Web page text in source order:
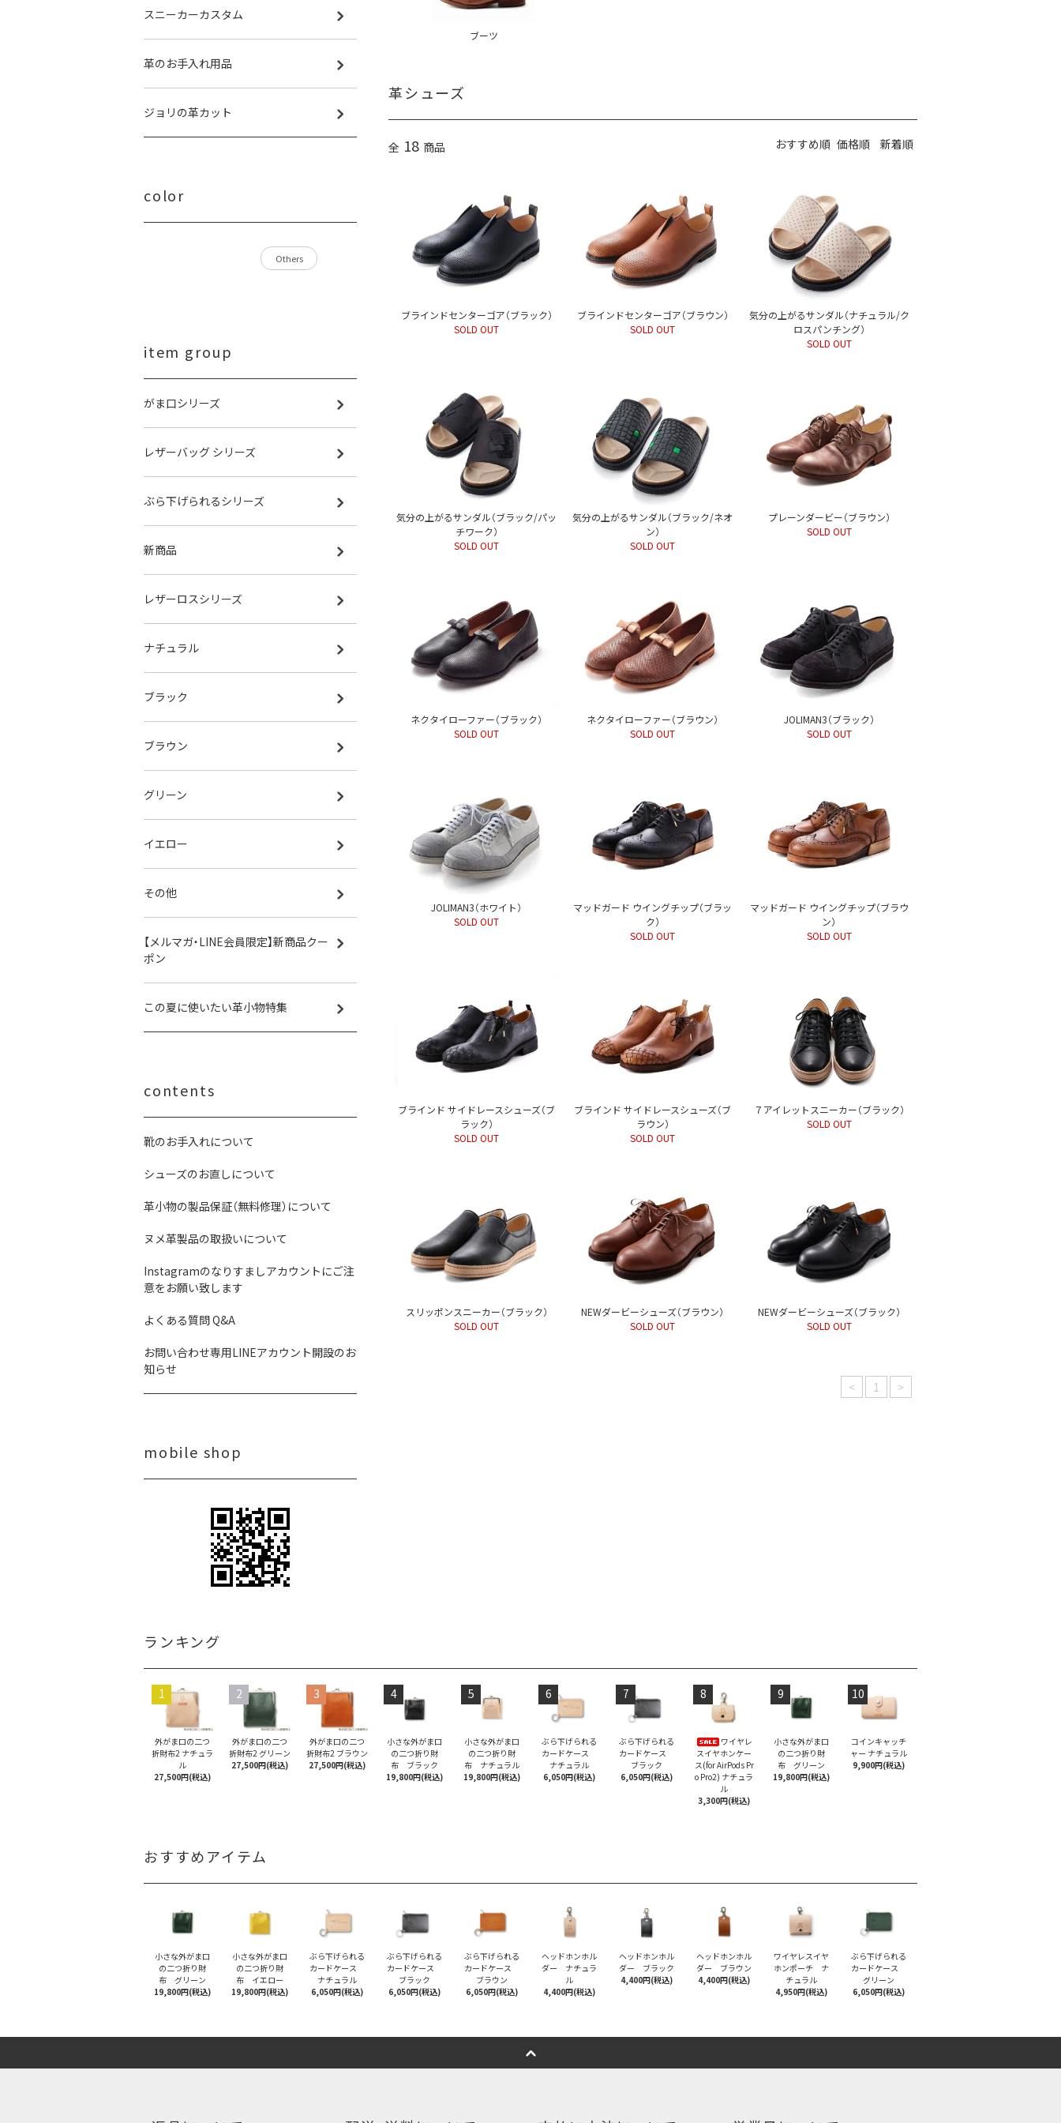
ブーツ
革シューズ
全 18 商品 おすすめ順 価格順 新着順
ブラインドセンターゴア（ブラック）
SOLD OUT
ブラインドセンターゴア（ブラウン）
SOLD OUT
気分の上がるサンダル（ナチュラル/ク
ロスパンチング）
SOLD OUT
気分の上がるサンダル（ブラック/パッ
チワーク）
SOLD OUT
気分の上がるサンダル（ブラック/ネオ
ン）
SOLD OUT
プレーンダービー（ブラウン）
SOLD OUT
ネクタイローファー（ブラック）
SOLD OUT
ネクタイローファー（ブラウン）
SOLD OUT
JOLIMAN3（ブラック）
SOLD OUT
JOLIMAN3（ホワイト）
SOLD OUT
マッドガード ウイングチップ（ブラッ
ク）
SOLD OUT
マッドガード ウイングチップ（ブラウ
ン）
SOLD OUT
ブラインド サイドレースシューズ（ブ
ラック）
SOLD OUT
ブラインド サイドレースシューズ（ブ
ラウン）
SOLD OUT
７アイレットスニーカー（ブラック）
SOLD OUT
スリッポンスニーカー（ブラック）
SOLD OUT
NEWダービーシューズ（ブラウン）
SOLD OUT
NEWダービーシューズ（ブラック）
SOLD OUT
< 1 >
スニーカーカスタム
革のお手入れ用品
ジョリの革カット
color
Others
item group
がま口シリーズ
レザーバッグ シリーズ
ぶら下げられるシリーズ
新商品
レザーロスシリーズ
ナチュラル
ブラック
ブラウン
グリーン
イエロー
その他
【メルマガ・LINE会員限定】新商品クー
ポン
この夏に使いたい革小物特集
contents
靴のお手入れについて
シューズのお直しについて
革小物の製品保証（無料修理）について
ヌメ革製品の取扱いについて
Instagramのなりすましアカウントにご注
意をお願い致します
よくある質問 Q&A
お問い合わせ専用LINEアカウント開設のお
知らせ
mobile shop
ランキング
1
外がま口の二つ
折財布2 ナチュラ
ル
27,500円(税込)
2
外がま口の二つ
折財布2 グリーン
27,500円(税込)
3
外がま口の二つ
折財布2 ブラウン
27,500円(税込)
4
小さな外がま口
の二つ折り財
布 ブラック
19,800円(税込)
5
小さな外がま口
の二つ折り財
布 ナチュラル
19,800円(税込)
6
ぶら下げられる
カードケース
ナチュラル
6,050円(税込)
7
ぶら下げられる
カードケース
ブラック
6,050円(税込)
8
ワイヤレ
スイヤホンケー
ス(for AirPods Pr
o Pro2) ナチュラ
ル
3,300円(税込)
9
小さな外がま口
の二つ折り財
布 グリーン
19,800円(税込)
10
コインキャッチ
ャー ナチュラル
9,900円(税込)
おすすめアイテム
小さな外がま口
の二つ折り財
布 グリーン
19,800円(税込)
小さな外がま口
の二つ折り財
布 イエロー
19,800円(税込)
ぶら下げられる
カードケース
ナチュラル
6,050円(税込)
ぶら下げられる
カードケース
ブラック
6,050円(税込)
ぶら下げられる
カードケース
ブラウン
6,050円(税込)
ヘッドホンホル
ダー ナチュラ
ル
4,400円(税込)
ヘッドホンホル
ダー ブラック
4,400円(税込)
ヘッドホンホル
ダー ブラウン
4,400円(税込)
ワイヤレスイヤ
ホンポーチ ナ
チュラル
4,950円(税込)
ぶら下げられる
カードケース
グリーン
6,050円(税込)